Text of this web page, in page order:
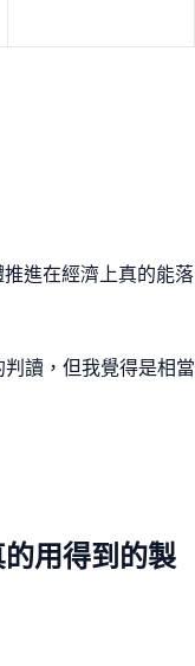
進在經濟上真的能落
讀，但我覺得是相當
用得到的製